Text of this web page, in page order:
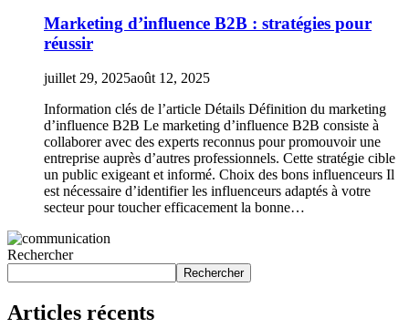
Marketing d’influence B2B : stratégies pour
réussir
juillet 29, 2025août 12, 2025
Information clés de l’article Détails Définition du marketing
d’influence B2B Le marketing d’influence B2B consiste à
collaborer avec des experts reconnus pour promouvoir une
entreprise auprès d’autres professionnels. Cette stratégie cible
un public exigeant et informé. Choix des bons influenceurs Il
est nécessaire d’identifier les influenceurs adaptés à votre
secteur pour toucher efficacement la bonne…
Rechercher
Rechercher
Articles récents